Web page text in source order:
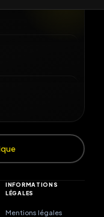
INFORMATIONS
LÉGALES
Mentions légales